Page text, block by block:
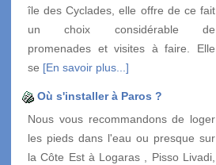
île des Cyclades, elle offre de ce fait
un choix considérable de
promenades et visites à faire. Elle
se [En savoir plus...]
Où s'installer à Paros ?
Nous vous recommandons de loger
les pieds dans l'eau ou presque sur
la Côte Est à Logaras , Pisso Livadi,